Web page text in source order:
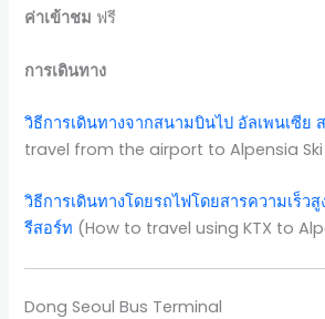
ค่าเข้าชม ฟรี
การเดินทาง
วิธีการเดินทางจากสนามบินไป อัลเพนเซีย
travel from the airport to Alpensia Ski
วิธีการเดินทางโดยรถไฟโดยสารความเร็ว
รีสอร์ท (How to travel using KTX to
Dong Seoul Bus Terminal